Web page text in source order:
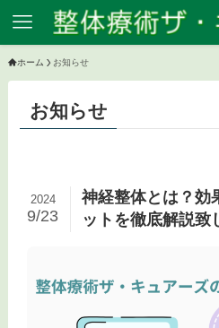
ホーム お知らせ
お知らせ
神経整体とは？効
ットを徹底解説致
2024
9/23